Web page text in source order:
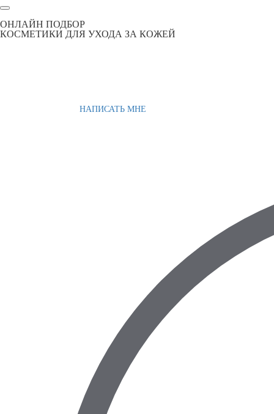
ОНЛАЙН ПОДБОР
КОСМЕТИКИ ДЛЯ УХОДА ЗА КОЖЕЙ
НАПИСАТЬ МНЕ